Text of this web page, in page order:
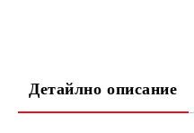
Детайлно описание